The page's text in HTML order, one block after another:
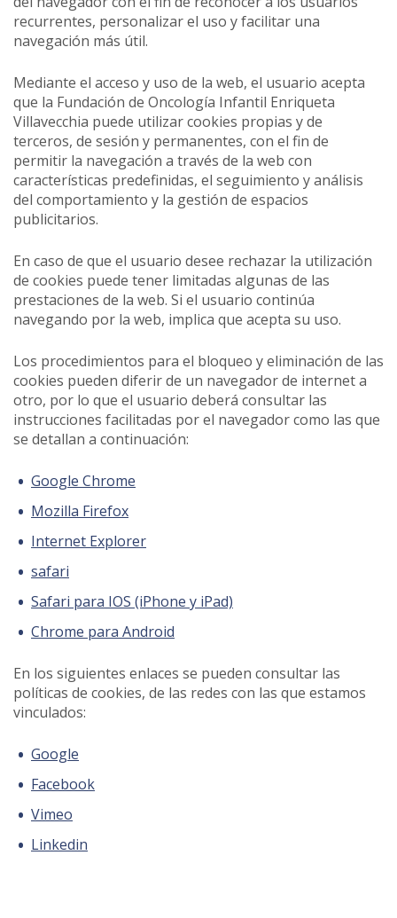
recurrentes, personalizar el uso y facilitar una
navegación más útil.
Mediante el acceso y uso de la web, el usuario acepta
que la Fundación de Oncología Infantil Enriqueta
Villavecchia puede utilizar cookies propias y de
terceros, de sesión y permanentes, con el fin de
permitir la navegación a través de la web con
características predefinidas, el seguimiento y análisis
del comportamiento y la gestión de espacios
publicitarios.
En caso de que el usuario desee rechazar la utilización
de cookies puede tener limitadas algunas de las
prestaciones de la web. Si el usuario continúa
navegando por la web, implica que acepta su uso.
Los procedimientos para el bloqueo y eliminación de las
cookies pueden diferir de un navegador de internet a
otro, por lo que el usuario deberá consultar las
instrucciones facilitadas por el navegador como las que
se detallan a continuación:
Google Chrome
Mozilla Firefox
Internet Explorer
safari
Safari para IOS (iPhone y iPad)
Chrome para Android
En los siguientes enlaces se pueden consultar las
políticas de cookies, de las redes con las que estamos
vinculados:
Google
Facebook
Vimeo
Linkedin